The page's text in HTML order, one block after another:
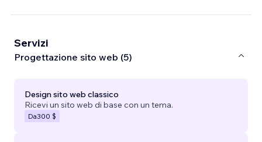
Servizi
Progettazione sito web (5)
Design sito web classico
Ricevi un sito web di base con un tema.
Da300 $